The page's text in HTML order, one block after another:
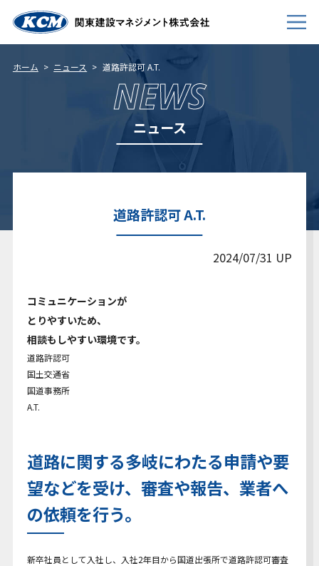
お問い合わせ
Youtube動画
ホーム ニュース 道路許認可 A.T.
NEWS
ニュース
道路許認可 A.T.
2024/07/31 UP
コミュニケーションが
とりやすいため、
相談もしやすい環境です。
道路許認可
国土交通省
国道事務所
A.T.
道路に関する多岐にわたる申請や要
望などを受け、審査や報告、業者へ
の依頼を行う。
新卒社員として入社し、入社2年目から国道出張所で道路許認可審査